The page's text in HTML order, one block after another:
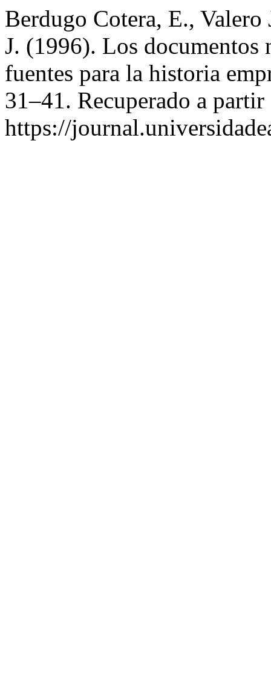
Berdugo Cotera, E.,
J. (1996). Los documentos
fuentes para la historia
31–41. Recuperado a partir
https://